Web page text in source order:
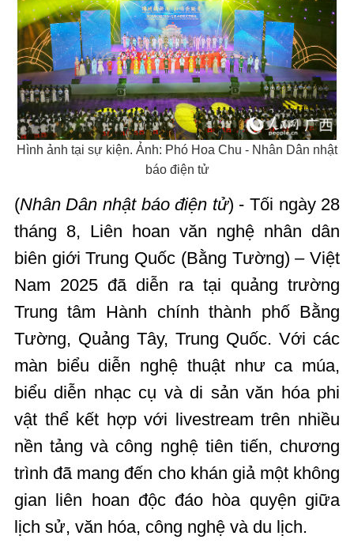
Hình ảnh tại sự kiện. Ảnh: Phó Hoa Chu - Nhân Dân nhật
báo điện tử
(Nhân Dân nhật báo điện tử) - Tối ngày 28
tháng 8, Liên hoan văn nghệ nhân dân
biên giới Trung Quốc (Bằng Tường) – Việt
Nam 2025 đã diễn ra tại quảng trường
Trung tâm Hành chính thành phố Bằng
Tường, Quảng Tây, Trung Quốc. Với các
màn biểu diễn nghệ thuật như ca múa,
biểu diễn nhạc cụ và di sản văn hóa phi
vật thể kết hợp với livestream trên nhiều
nền tảng và công nghệ tiên tiến, chương
trình đã mang đến cho khán giả một không
gian liên hoan độc đáo hòa quyện giữa
lịch sử, văn hóa, công nghệ và du lịch.